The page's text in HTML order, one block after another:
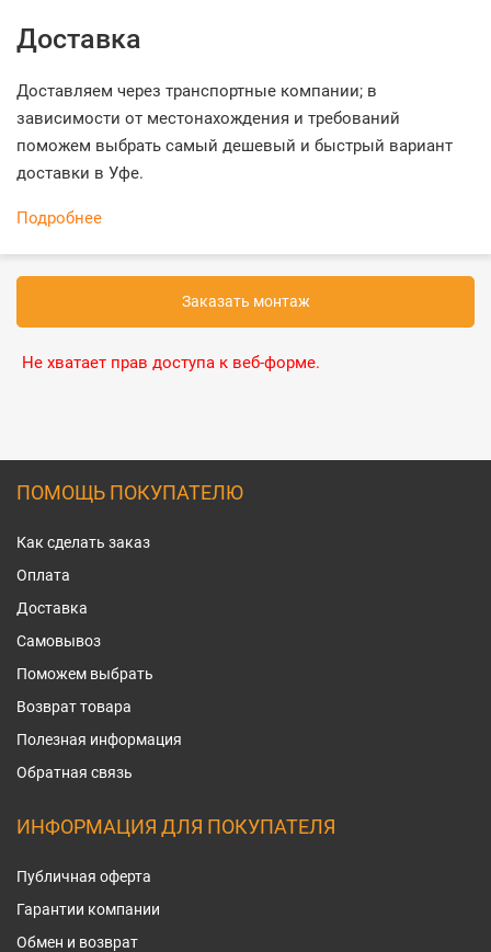
Доставка
Доставляем через транспортные компании; в
зависимости от местонахождения и требований
поможем выбрать самый дешевый и быстрый вариант
доставки в Уфе.
Подробнее
Заказать монтаж
Не хватает прав доступа к веб-форме.
ПОМОЩЬ ПОКУПАТЕЛЮ
Как сделать заказ
Оплата
Доставка
Самовывоз
Поможем выбрать
Возврат товара
Полезная информация
Обратная связь
ИНФОРМАЦИЯ ДЛЯ ПОКУПАТЕЛЯ
Публичная оферта
Гарантии компании
Обмен и возврат